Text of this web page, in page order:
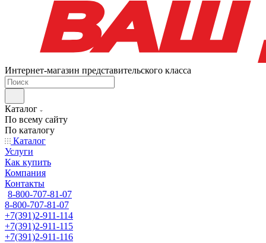
Интернет-магазин представительского класса
Каталог
По всему сайту
По каталогу
Каталог
Услуги
Как купить
Компания
Контакты
8-800-707-81-07
8-800-707-81-07
+7(391)2-911-114
+7(391)2-911-115
+7(391)2-911-116